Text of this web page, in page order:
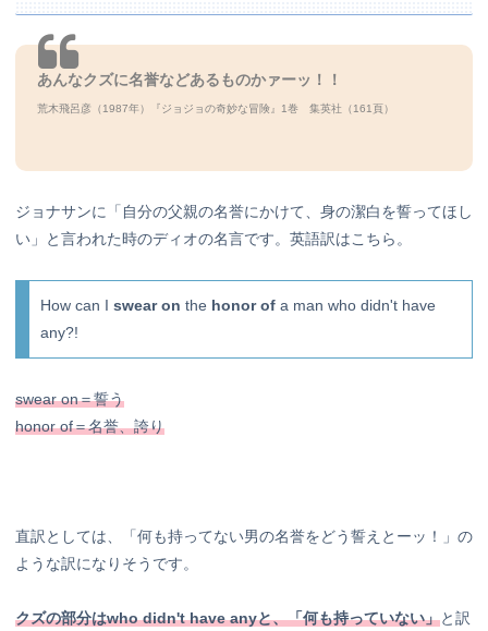
あんなクズに名誉などあるものかァーッ！！
荒木飛呂彦（1987年）『ジョジョの奇妙な冒険』1巻 集英社（161頁）
ジョナサンに「自分の父親の名誉にかけて、身の潔白を誓ってほし
い」と言われた時のディオの名言です。英語訳はこちら。
How can I swear on the honor of a man who didn't have
any?!
swear on＝誓う
honor of＝名誉、誇り
直訳としては、「何も持ってない男の名誉をどう誓えとーッ！」の
ような訳になりそうです。
クズの部分はwho didn't have anyと、「何も持っていない」と訳